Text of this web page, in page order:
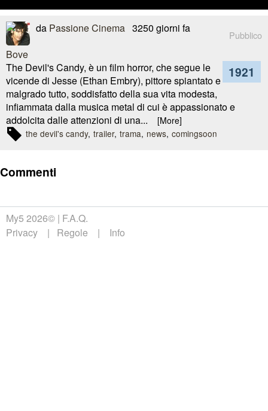
da Passione Cinema 3250 giorni fa
Pubblico
1921
The Devil's Candy, è un film horror, che segue le
vicende di Jesse (Ethan Embry), pittore spiantato e
malgrado tutto, soddisfatto della sua vita modesta,
infiammata dalla musica metal di cui è appassionato e
addolcita dalle attenzioni di una... [More]
the devil's candy trailer trama news comingsoon
Commenti
My5 2026© F.A.Q.
Privacy
Regole Info